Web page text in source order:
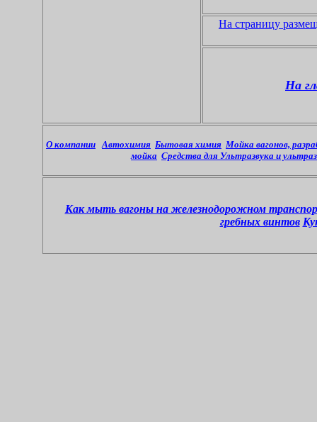
На страницу
На
О компании Автохимия Бытовая химия Мойка вагонов,
мойка Средства для Ультразвука и
Как мыть вагоны на железнодорожном
гребных винтов